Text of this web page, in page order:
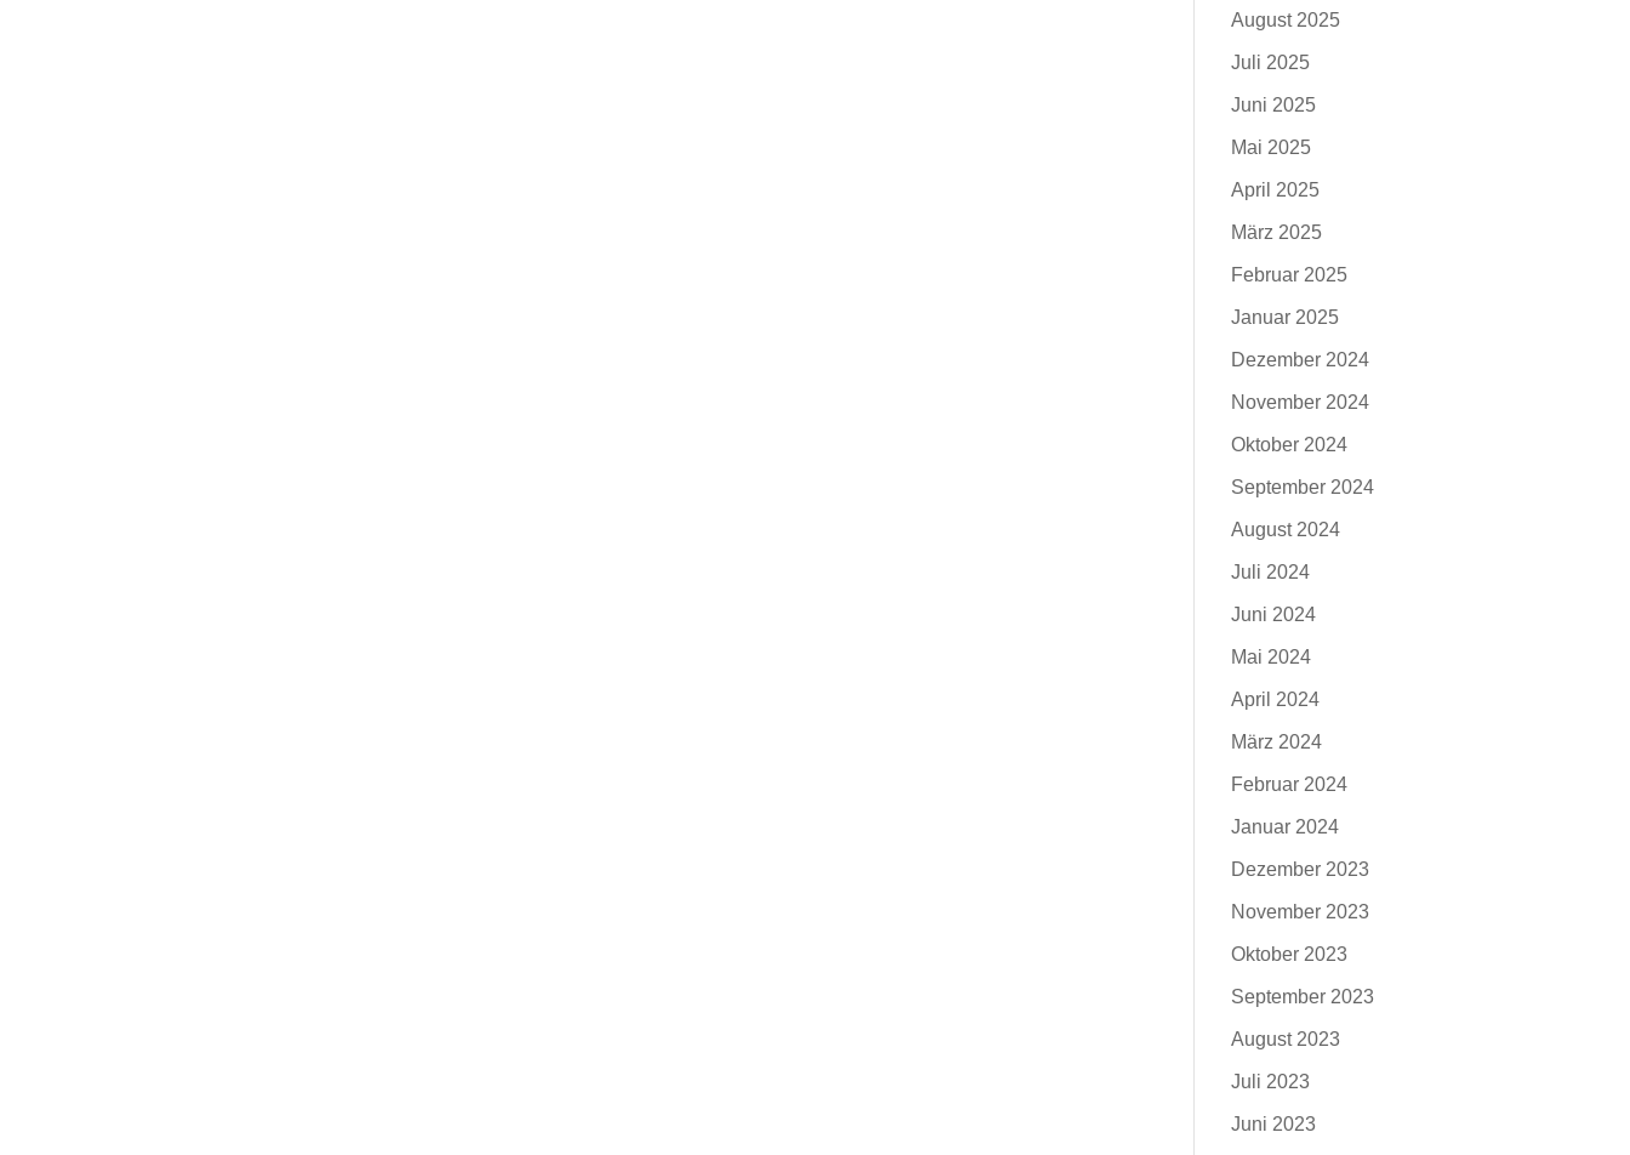
August 2025
Juli 2025
Juni 2025
Mai 2025
April 2025
März 2025
Februar 2025
Januar 2025
Dezember 2024
November 2024
Oktober 2024
September 2024
August 2024
Juli 2024
Juni 2024
Mai 2024
April 2024
März 2024
Februar 2024
Januar 2024
Dezember 2023
November 2023
Oktober 2023
September 2023
August 2023
Juli 2023
Juni 2023